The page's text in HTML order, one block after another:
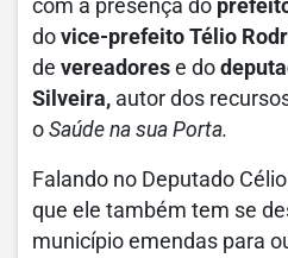
com a presença do
do vice-prefeito Télio
de vereadores e do
Silveira, autor dos
o Saúde na sua Porta.
Falando no Deputado
que ele também tem se
município emendas para